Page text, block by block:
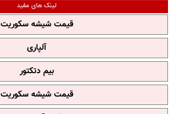
لینک های مفید
قیمت شیشه سکوریت
آلپاری
بیم دتکتور
قیمت شیشه سکوریت